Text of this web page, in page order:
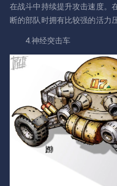
在战斗中持续提升攻击速度。
断的部队时拥有比较强的活力
4.神经突击车